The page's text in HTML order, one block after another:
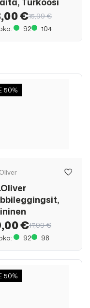
€15,99 €
92 104
50%
€17,99 €
92 98
50%